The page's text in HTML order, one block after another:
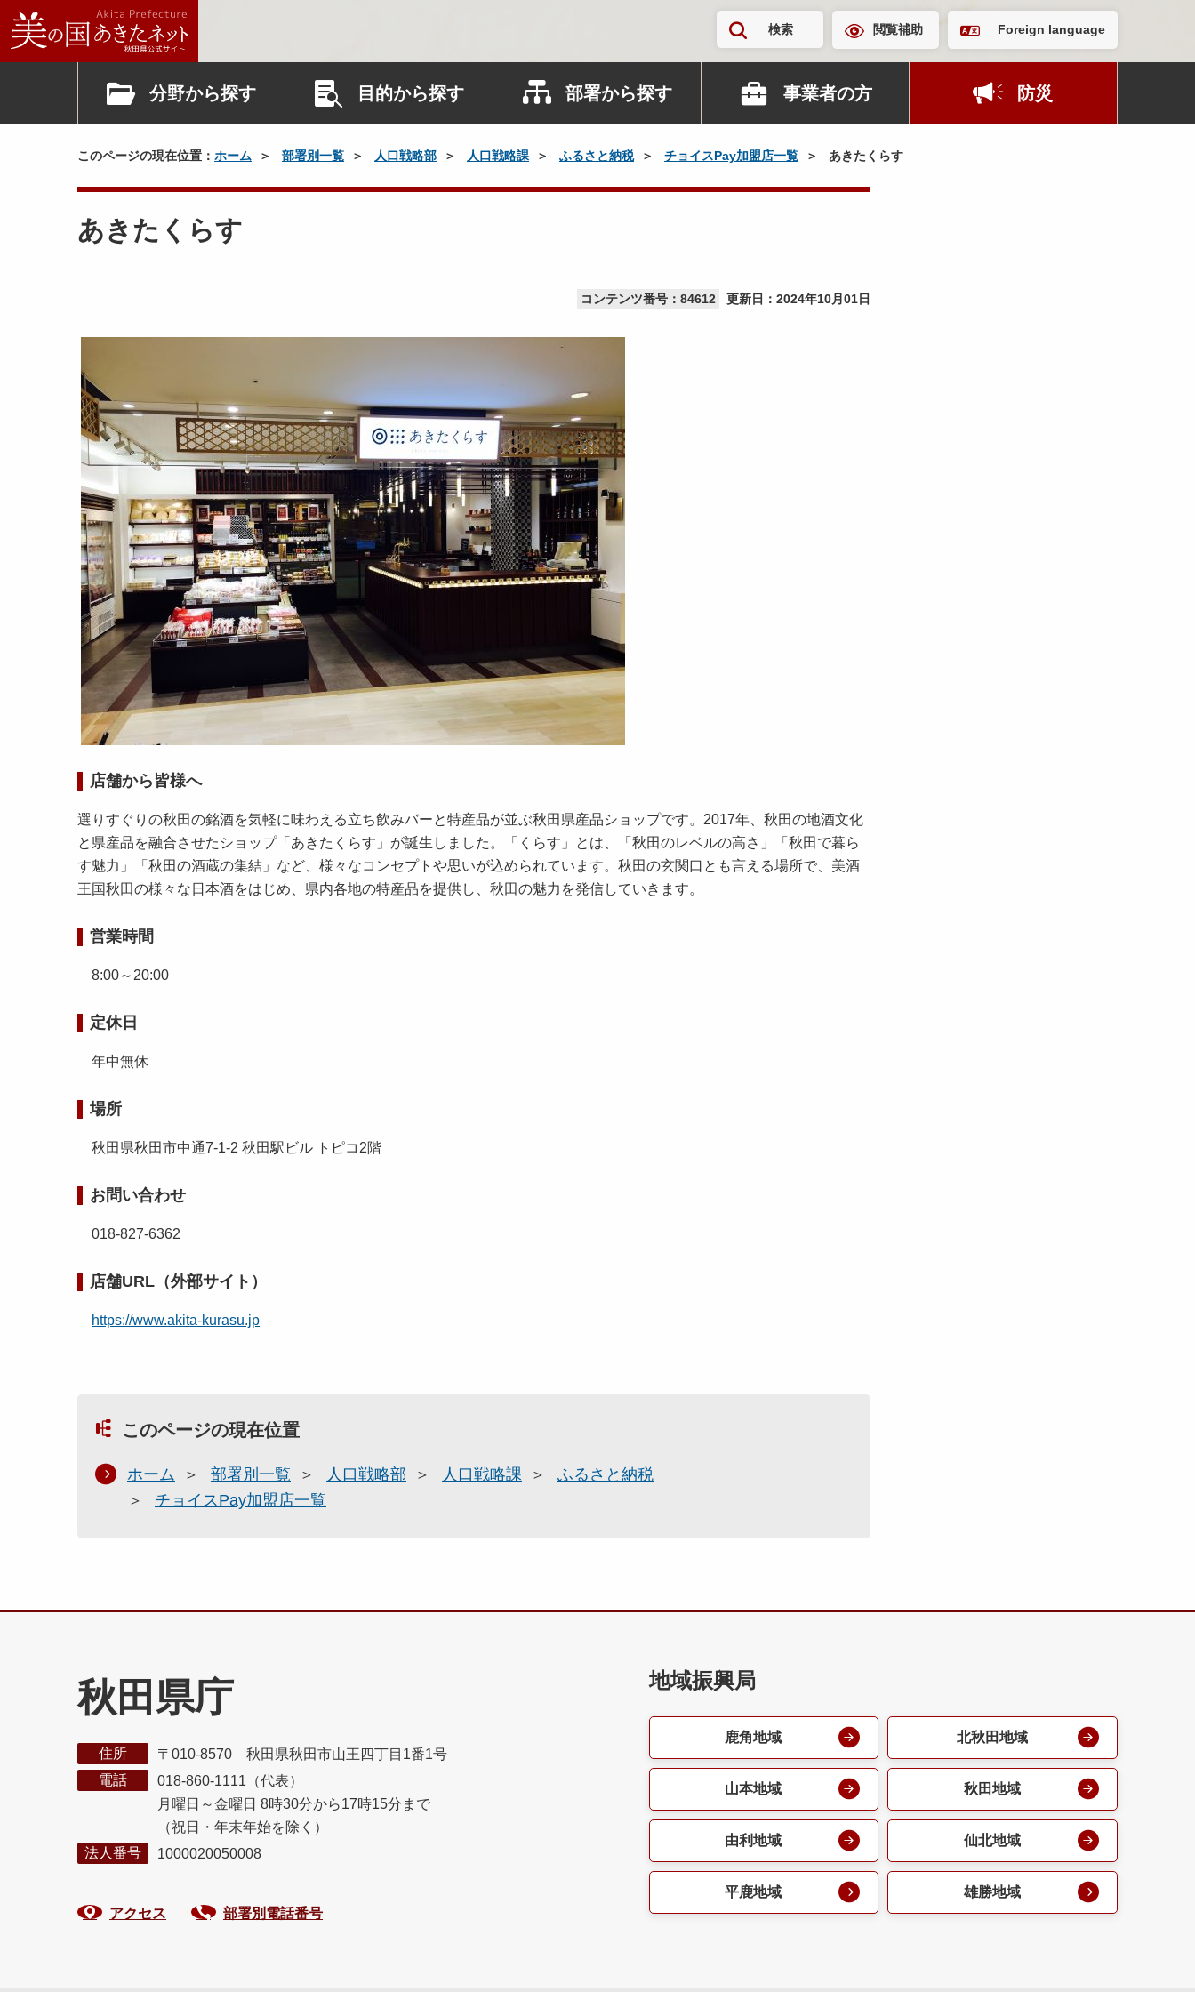
検索 閲覧補助 Foreign language
分野から探す 目的から探す 部署から探す 事業者の方 防災
このページの現在位置： ホーム 部署別一覧 人口戦略部 人口戦略課 ふるさと納税 チョイスPay加盟店一覧 あきたくらす
あきたくらす
コンテンツ番号：84612 更新日： 2024年10月01日
店舗から皆様へ
選りすぐりの秋田の銘酒を気軽に味わえる立ち飲みバーと特産品が並ぶ秋田県産品ショップです。2017年、秋田の地酒文化
と県産品を融合させたショップ「あきたくらす」が誕生しました。「くらす」とは、「秋田のレベルの高さ」「秋田で暮ら
す魅力」「秋田の酒蔵の集結」など、様々なコンセプトや思いが込められています。秋田の玄関口とも言える場所で、美酒
王国秋田の様々な日本酒をはじめ、県内各地の特産品を提供し、秋田の魅力を発信していきます。
営業時間
8:00～20:00
定休日
年中無休
場所
秋田県秋田市中通7-1-2 秋田駅ビル トピコ2階
お問い合わせ
018-827-6362
店舗URL（外部サイト）
https://www.akita-kurasu.jp
このページの現在位置
ホーム 部署別一覧 人口戦略部 人口戦略課
ふるさと納税
チョイスPay加盟店一覧
秋田県庁
住所
〒010-8570 秋田県秋田市山王四丁目1番1号
電話
018-860-1111（代表）
月曜日～金曜日 8時30分から17時15分まで
（祝日・年末年始を除く）
法人番号
1000020050008
アクセス 部署別電話番号
地域振興局
鹿角地域 北秋田地域
山本地域 秋田地域
由利地域 仙北地域
平鹿地域 雄勝地域